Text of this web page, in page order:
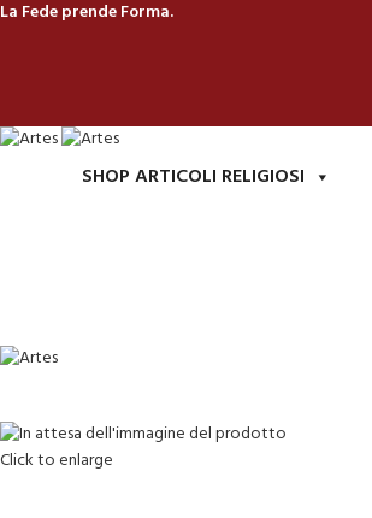
La Fede prende Forma.
SHOP ARTICOLI RELIGIOSI
Click to enlarge